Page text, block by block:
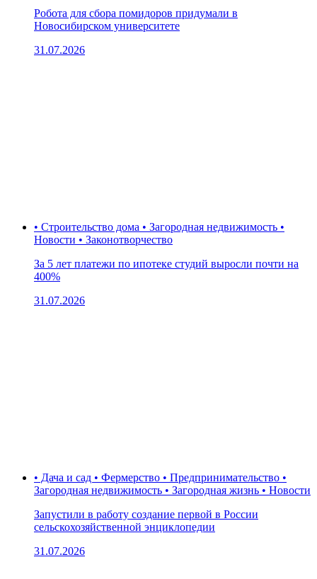
Робота для сбора помидоров придумали в
Новосибирском университете
31.07.2026
• Строительство дома • Загородная недвижимость •
Новости • Законотворчество
За 5 лет платежи по ипотеке студий выросли почти на
400%
31.07.2026
• Дача и сад • Фермерство • Предпринимательство •
Загородная недвижимость • Загородная жизнь • Новости
Запустили в работу создание первой в России
сельскохозяйственной энциклопедии
31.07.2026